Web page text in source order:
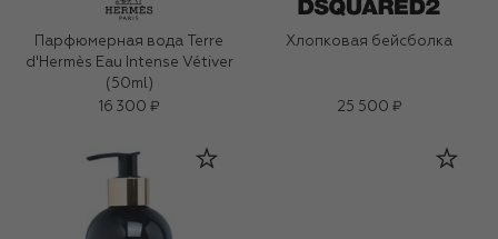
Парфюмерная вода Terre
d'Hermès Eau Intense Vétiver
(50ml)
16 300 ₽
Хлопковая бейсболка
25 500 ₽